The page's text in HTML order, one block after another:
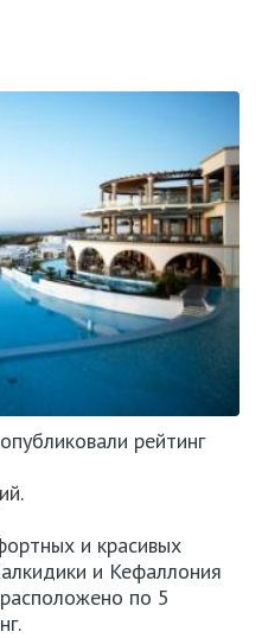
рейтинг
и красивых
и Кефаллония
по 5